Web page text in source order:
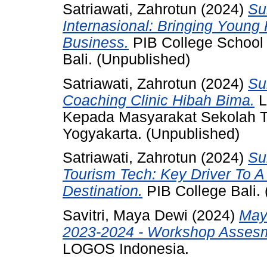
Satriawati, Zahrotun (2024)
Internasional: Bringing
Business. PIB College
Bali. (Unpublished)
Satriawati, Zahrotun (2024)
Coaching Clinic Hibah Bima.
Kepada Masyarakat Sekolah
Yogyakarta. (Unpublished)
Satriawati, Zahrotun (2024)
Tourism Tech: Key Driver To
Destination. PIB College Bali.
Savitri, Maya Dewi (2024)
2023-2024 - Workshop
LOGOS Indonesia.